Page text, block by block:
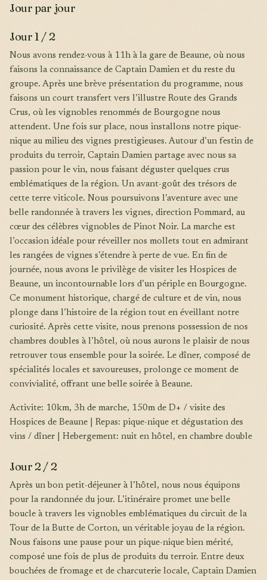
Jour par jour
Jour 1 / 2
Nous avons rendez-vous à 11h à la gare de Beaune, où nous
faisons la connaissance de Captain Damien et du reste du
groupe. Après une brève présentation du programme, nous
faisons un court transfert vers l’illustre Route des Grands
Crus, où les vignobles renommés de Bourgogne nous
attendent. Une fois sur place, nous installons notre pique-
nique au milieu des vignes prestigieuses. Autour d’un festin de
produits du terroir, Captain Damien partage avec nous sa
passion pour le vin, nous faisant déguster quelques crus
emblématiques de la région. Un avant-goût des trésors de
cette terre viticole. Nous poursuivons l’aventure avec une
belle randonnée à travers les vignes, direction Pommard, au
cœur des célèbres vignobles de Pinot Noir. La marche est
l’occasion idéale pour réveiller nos mollets tout en admirant
les rangées de vignes s’étendre à perte de vue. En fin de
journée, nous avons le privilège de visiter les Hospices de
Beaune, un incontournable lors d’un périple en Bourgogne.
Ce monument historique, chargé de culture et de vin, nous
plonge dans l’histoire de la région tout en éveillant notre
curiosité. Après cette visite, nous prenons possession de nos
chambres doubles à l’hôtel, où nous aurons le plaisir de nous
retrouver tous ensemble pour la soirée. Le dîner, composé de
spécialités locales et savoureuses, prolonge ce moment de
convivialité, offrant une belle soirée à Beaune.
Activite: 10km, 3h de marche, 150m de D+ / visite des
Hospices de Beaune | Repas: pique-nique et dégustation des
vins / dîner | Hebergement: nuit en hôtel, en chambre double
Jour 2 / 2
Après un bon petit-déjeuner à l’hôtel, nous nous équipons
pour la randonnée du jour. L’itinéraire promet une belle
boucle à travers les vignobles emblématiques du circuit de la
Tour de la Butte de Corton, un véritable joyau de la région.
Nous faisons une pause pour un pique-nique bien mérité,
composé une fois de plus de produits du terroir. Entre deux
bouchées de fromage et de charcuterie locale, Captain Damien